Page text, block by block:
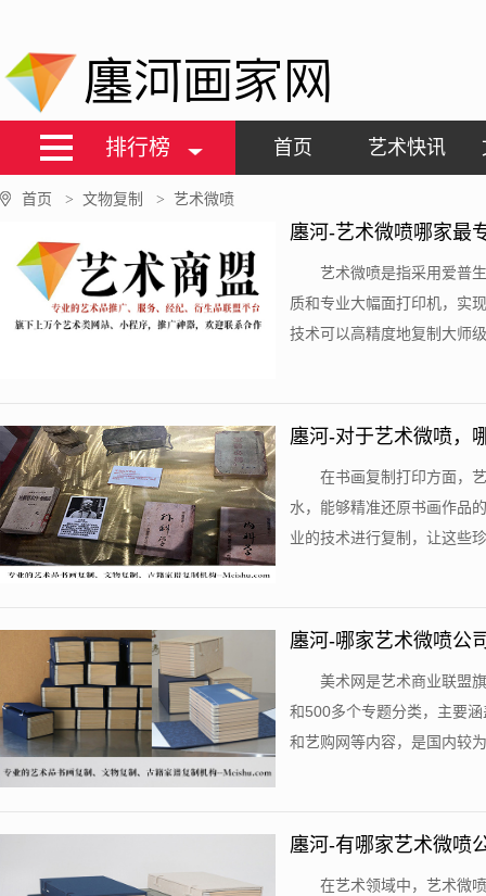
廛河画家网
排行榜 首页 艺术快讯
首页 > 文物复制 > 艺术微喷
廛河-艺术微喷哪家最
艺术微喷是指采用爱普
质和专业大幅面打印机，实
技术可以高精度地复制大师
廛河-对于艺术微喷，
在书画复制打印方面，
水，能够精准还原书画作品
业的技术进行复制，让这些
廛河-哪家艺术微喷公
美术网是艺术商业联盟
和500多个专题分类，主要
和艺购网等内容，是国内较
廛河-有哪家艺术微喷
在艺术领域中，艺术微